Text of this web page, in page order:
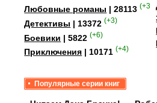
Любовные романы | 28113
Детективы | 13372 (+3)
Боевики | 5822 (+6)
Приключения | 10171 (+4)
Популярные серии книг